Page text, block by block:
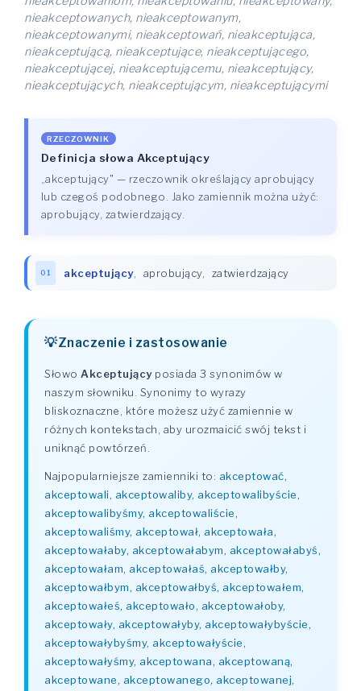
nieakceptowanych, nieakceptowanym,
nieakceptowanymi, nieakceptowań, nieakceptująca,
nieakceptującą, nieakceptujące, nieakceptującego,
nieakceptującej, nieakceptującemu, nieakceptujący,
nieakceptujących, nieakceptującym, nieakceptującymi
RZECZOWNIK
Definicja słowa Akceptujący
„akceptujący" — rzeczownik określający aprobujący
lub czegoś podobnego. Jako zamiennik można użyć:
aprobujący, zatwierdzający.
01 akceptujący, aprobujący, zatwierdzający
Znaczenie i zastosowanie
Słowo Akceptującyposiada 3 synonimów w
naszym słowniku. Synonimy to wyrazy
bliskoznaczne, które możesz użyć zamiennie w
różnych kontekstach, aby urozmaicić swój tekst i
uniknąć powtórzeń.
Najpopularniejsze zamienniki to: akceptować,
akceptowali, akceptowaliby, akceptowalibyście,
akceptowalibyśmy, akceptowaliście,
akceptowaliśmy, akceptował, akceptowała,
akceptowałaby, akceptowałabym, akceptowałabyś,
akceptowałam, akceptowałaś, akceptowałby,
akceptowałbym, akceptowałbyś, akceptowałem,
akceptowałeś, akceptowało, akceptowałoby,
akceptowały, akceptowałyby, akceptowałybyście,
akceptowałybyśmy, akceptowałyście,
akceptowałyśmy, akceptowana, akceptowaną,
akceptowane, akceptowanego, akceptowanej,